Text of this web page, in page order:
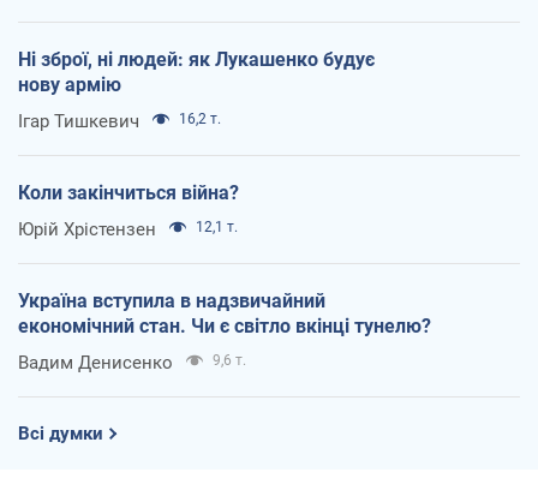
Ні зброї, ні людей: як Лукашенко будує
нову армію
Ігар Тишкевич 16,2 т.
Коли закінчиться війна?
Юрій Хрістензен 12,1 т.
Україна вступила в надзвичайний
економічний стан. Чи є світло вкінці тунелю?
Вадим Денисенко 9,6 т.
Всі думки